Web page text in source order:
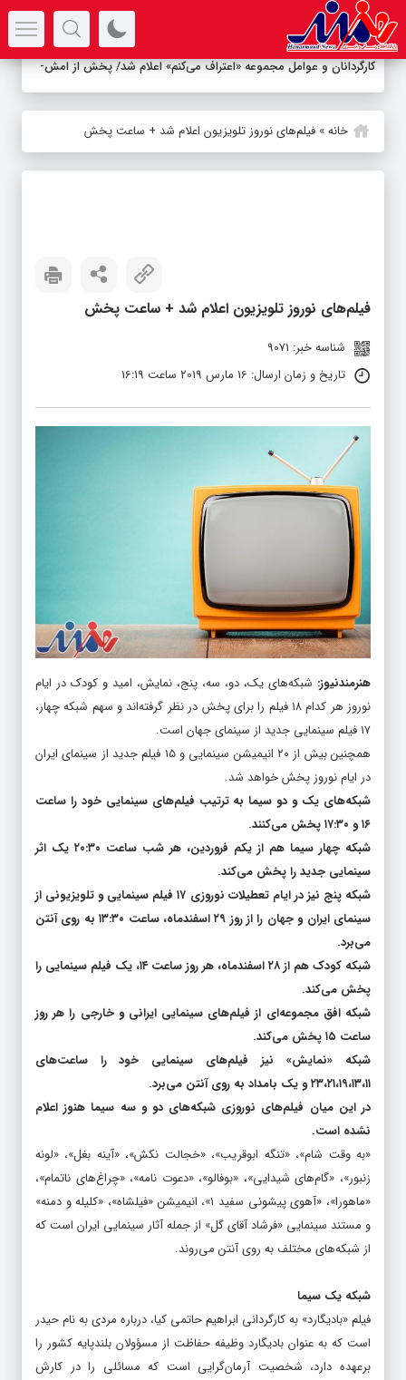
کارگردانان و عوامل مجموعه «اعتراف می‌کنم» اعلام شد/ پخش از امشب
در فیلم‌نت
خانه»فیلم‌های نوروز تلویزیون اعلام شد + ساعت پخش
شناسه خبر: 9071
هنرمندنیوز:شبکه‌های یک، دو، سه، پنج، نمایش، امید و کودک در ایام
نوروز هر کدام ۱۸ فیلم را برای پخش در نظر گرفته‌اند و سهم شبکه چهار،
۱۷ فیلم سینمایی جدید از سینمای جهان است.
در ایام نوروز پخش خواهد شد.
شبکه‌های یک و دو سیما به ترتیب فیلم‌های سینمایی خود را ساعت
۱۶ و ۱۷:۳۰ پخش می‌کنند.
سینمایی جدید را پخش می‌کند.
شبکه پنج نیز در ایام تعطیلات نوروزی ۱۷ فیلم سینمایی و تلویزیونی از
می‌برد.
پخش می‌کند.
شبکه افق مجموعه‌ای از فیلم‌های سینمایی ایرانی و خارجی را هر روز
ساعت ۱۵ پخش می‌کند.
شبکه «نمایش» نیز فیلم‌های سینمایی خود را ساعت‌های
۲۳،۲۱،۱۹،۱۳،۱۱ و یک بامداد به روی آنتن می‌برد.
در این میان فیلم‌های نوروزی شبکه‌های دو و سه سیما هنوز اعلام
نشده است.
«به وقت شام»، «تنگه ابوقریب»، «خجالت نکش»، «آینه بغل»، «لونه
زنبور»، «گام‌های شیدایی»، «بوفالو»، «دعوت نامه»، «چراغ‌های ناتمام»،
«ماهورا»، «آهوی پیشونی سفید ۱»، انیمیشن «فیلشاه»، «کلیله و دمنه»
و مستند سینمایی «فرشاد آقای گل» از جمله آثار سینمایی ایران است که
شبکه یک سیما
فیلم «بادیگارد» به کارگردانی ابراهیم حاتمی کیا، درباره مردی به نام حیدر
است که به عنوان بادیگارد وظیفه حفاظت از مسؤولان بلندپایه کشور را